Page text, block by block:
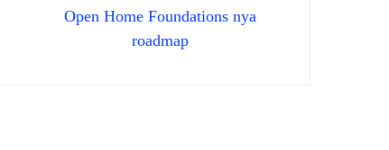
Open Home Foundations nya
roadmap